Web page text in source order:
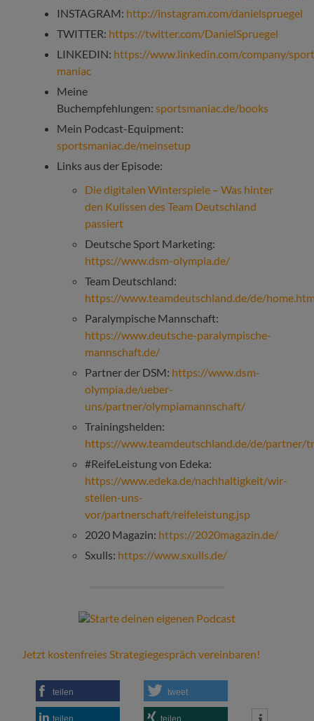
INSTAGRAM: http://instagram.com/danielspruegel
TWITTER: https://twitter.com/DanielSpruegel
LINKEDIN: https://www.linkedin.com/company/
maniac
Meine
Buchempfehlungen:sportsmaniac.de/books
Mein Podcast-Equipment:
sportsmaniac.de/meinsetup
Links aus der Episode:
Die digitalen Winterspiele – Was hinter
den Kulissen des Team Deutschland
passiert
Deutsche Sport Marketing:
https://www.dsm-olympia.de/
Team Deutschland:
https://www.teamdeutschland.de/de/
Paralympische Mannschaft:
https://www.deutsche-paralympische-
mannschaft.de/
Partner der DSM: https://www.dsm-
olympia.de/ueber-
uns/partner/olympiamannschaft/
Trainingshelden:
https://www.teamdeutschland.de/de/partner/
#ReifeLeistung von Edeka:
https://www.edeka.de/nachhaltigkeit/wir-
stellen-uns-
vor/partnerschaft/reifeleistung.jsp
2020 Magazin: https://2020magazin.de/
Sxulls: https://www.sxulls.de/
Jetzt kostenfreies Strategiegespräch vereinbaren!
teilen tweet
teilen teilen